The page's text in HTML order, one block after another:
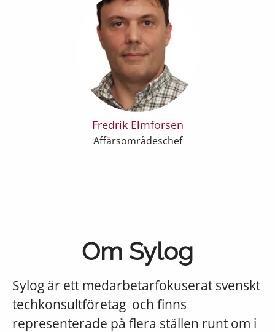
Fredrik Elmforsen
Affärsområdeschef
Om Sylog
Sylog är ett medarbetarfokuserat svenskt
techkonsultföretag och finns
representerade på flera ställen runt om i